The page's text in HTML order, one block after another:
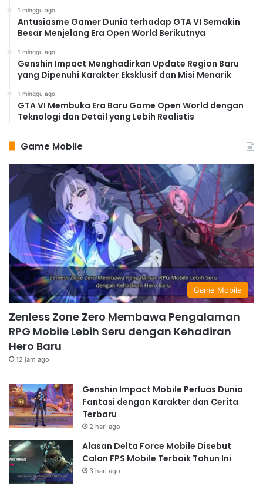
1 minggu ago
Antusiasme Gamer Dunia terhadap GTA VI Semakin
Besar Menjelang Era Open World Berikutnya
1 minggu ago
Genshin Impact Menghadirkan Update Region Baru
yang Dipenuhi Karakter Eksklusif dan Misi Menarik
1 minggu ago
GTA VI Membuka Era Baru Game Open World dengan
Teknologi dan Detail yang Lebih Realistis
Game Mobile
Game Mobile
Zenless Zone Zero Membawa Pengalaman
RPG Mobile Lebih Seru dengan Kehadiran
Hero Baru
12 jam ago
Genshin Impact Mobile Perluas Dunia
Fantasi dengan Karakter dan Cerita
Terbaru
2 hari ago
Alasan Delta Force Mobile Disebut
Calon FPS Mobile Terbaik Tahun Ini
3 hari ago